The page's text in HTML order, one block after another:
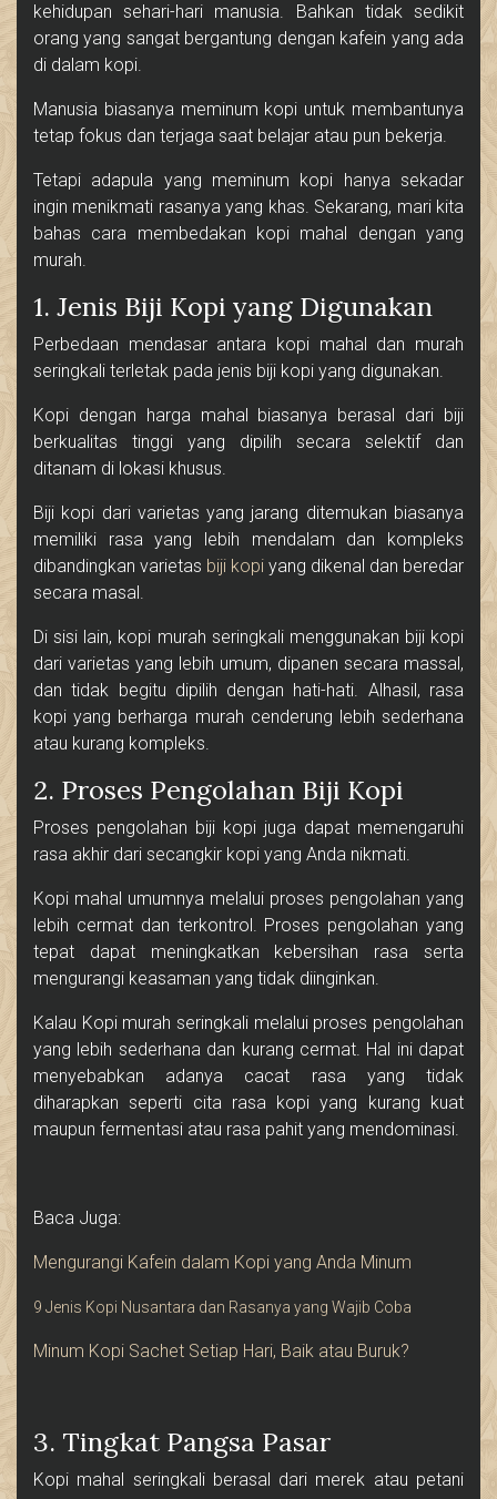
kehidupan sehari-hari manusia. Bahkan tidak sedikit
orang yang sangat bergantung dengan kafein yang ada
di dalam kopi.
Manusia biasanya meminum kopi untuk membantunya
tetap fokus dan terjaga saat belajar atau pun bekerja.
Tetapi adapula yang meminum kopi hanya sekadar
ingin menikmati rasanya yang khas. Sekarang, mari kita
bahas cara membedakan kopi mahal dengan yang
murah.
1. Jenis Biji Kopi yang Digunakan
Perbedaan mendasar antara kopi mahal dan murah
seringkali terletak pada jenis biji kopi yang digunakan.
Kopi dengan harga mahal biasanya berasal dari biji
berkualitas tinggi yang dipilih secara selektif dan
ditanam di lokasi khusus.
Biji kopi dari varietas yang jarang ditemukan biasanya
memiliki rasa yang lebih mendalam dan kompleks
dibandingkan varietas biji kopi yang dikenal dan beredar
secara masal.
Di sisi lain, kopi murah seringkali menggunakan biji kopi
dari varietas yang lebih umum, dipanen secara massal,
dan tidak begitu dipilih dengan hati-hati. Alhasil, rasa
kopi yang berharga murah cenderung lebih sederhana
atau kurang kompleks.
2. Proses Pengolahan Biji Kopi
Proses pengolahan biji kopi juga dapat memengaruhi
rasa akhir dari secangkir kopi yang Anda nikmati.
Kopi mahal umumnya melalui proses pengolahan yang
lebih cermat dan terkontrol. Proses pengolahan yang
tepat dapat meningkatkan kebersihan rasa serta
mengurangi keasaman yang tidak diinginkan.
Kalau Kopi murah seringkali melalui proses pengolahan
yang lebih sederhana dan kurang cermat. Hal ini dapat
menyebabkan adanya cacat rasa yang tidak
diharapkan seperti cita rasa kopi yang kurang kuat
maupun fermentasi atau rasa pahit yang mendominasi.
Baca Juga:
Mengurangi Kafein dalam Kopi yang Anda Minum
9 Jenis Kopi Nusantara dan Rasanya yang Wajib Coba
Minum Kopi Sachet Setiap Hari, Baik atau Buruk?
3. Tingkat Pangsa Pasar
Kopi mahal seringkali berasal dari merek atau petani